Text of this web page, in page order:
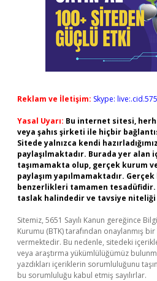
Reklam ve İletişim: Skype:
Yasal Uyarı: Bu internet sitesi,
veya şahıs şirketi ile hiçbir
Sitede yalnızca kendi
paylaşılmaktadır. Burada yer
taşımamakta olup, gerçek kurum
paylaşım yapılmamaktadır.
benzerlikleri tamamen
taslak halindedir ve tavsiye niteliği
Sitemiz, 5651 Sayılı Kanun gereğince
Kurumu (BTK) tarafından onaylanmış
vermektedir. Bu nedenle, sitedeki
veya araştırma yükümlülüğümüz
yazdıkları içeriklerin sorumluluğunu
bu sorumluluğu kabul etmiş sayılırlar.